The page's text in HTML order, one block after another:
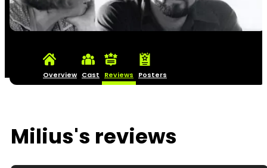
Overview Cast Reviews Posters
Milius's reviews